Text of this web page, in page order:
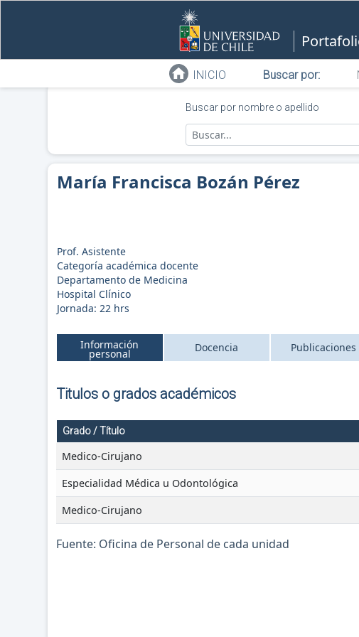
INICIO Buscar por:
Buscar por nombre o apellido
María Francisca Bozán Pérez
Prof. Asistente
Categoría académica docente
Departamento de Medicina
Hospital Clínico
Jornada: 22 hrs
Información
personal Docencia Publicaciones
Titulos o grados académicos
Grado / Título
Medico-Cirujano
Especialidad Médica u Odontológica
Medico-Cirujano
Fuente: Oficina de Personal de cada unidad